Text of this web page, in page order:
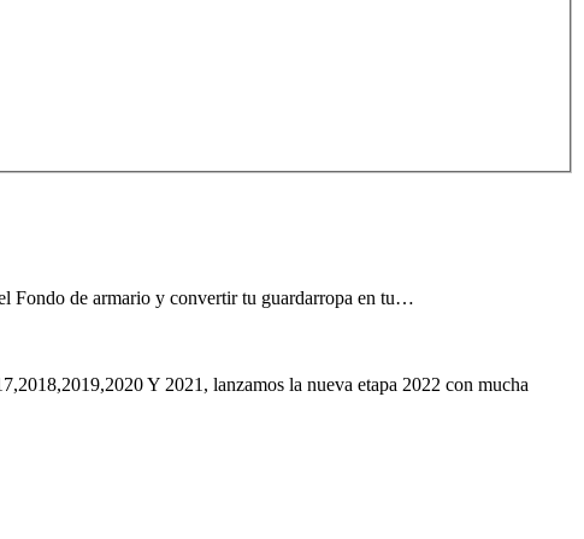
Fondo de armario y convertir tu guardarropa en tu…
Y 2021, lanzamos la nueva etapa 2022 con mucha